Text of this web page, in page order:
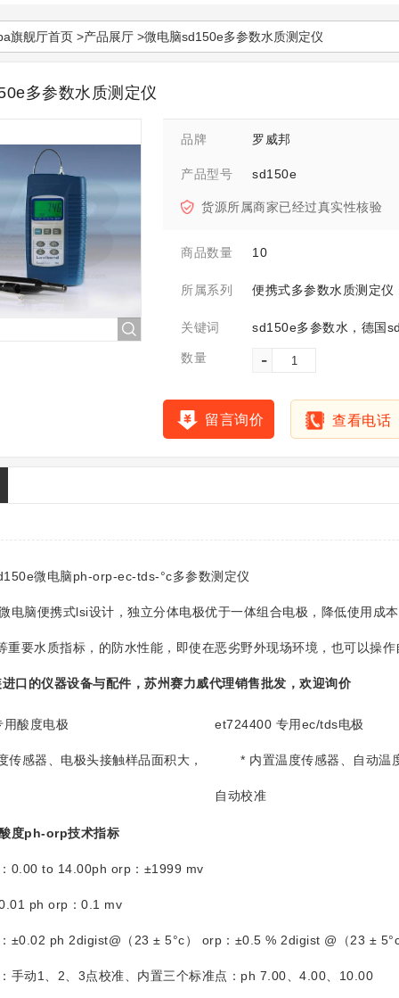
旗舰厅首页 >产品展厅 >微电脑sd150e多参数水质测定仪
多参数水质测定仪
品牌 罗威邦
产品型号 sd150e
货源所属商家已经过真实性核验
商品数量 10
所属系列 便携式多参数水质测定仪
关键词
数量 -
留言询价 查看电话
微电脑ph-orp-ec-tds-°c多参数测定仪
便携式lsi设计，独立分体电极优于一体组合电极，降低使用成
重要水质指标，的防水性能，即使在恶劣野外现场环境，也可以操
口的仪器设备与配件，苏州赛力威代理销售批发，欢迎询价
酸度电极
器、电极头接触样品面积大，
et724400 专用ec/tds电极
* 内置温度传感器、自动温
自动校准
度ph-orp技术指标
0.00 to 14.00ph orp：±1999 mv
ph orp：0.1 mv
ph 2digist@（23 ± 5°c） orp：±0.5 % 2digist @（23 ±
动1、2、3点校准、内置三个标准点：ph 7.00、4.00、10.00